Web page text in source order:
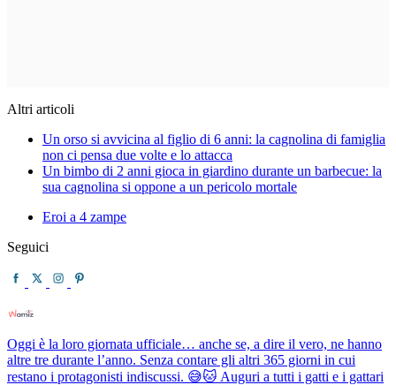
Altri articoli
Un orso si avvicina al figlio di 6 anni: la cagnolina di famiglia
non ci pensa due volte e lo attacca
Un bimbo di 2 anni gioca in giardino durante un barbecue: la
sua cagnolina si oppone a un pericolo mortale
Eroi a 4 zampe
Seguici
Oggi è la loro giornata ufficiale… anche se, a dire il vero, ne hanno
altre tre durante l’anno. Senza contare gli altri 365 giorni in cui
restano i protagonisti indiscussi. 😅🐱 Auguri a tutti i gatti e i gattari